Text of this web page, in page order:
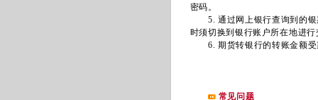
密码。
5. 通过网上银行查询到的银
时须切换到银行账户所在地进
6. 期货转银行的转账金额受
常见问题